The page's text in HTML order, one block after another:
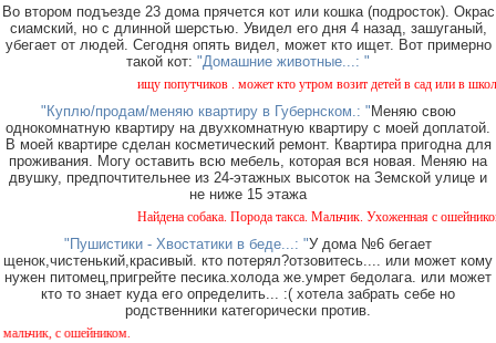
Во втором подъезде 23 дома прячется кот или кошка (подросток). Окрас
сиамский, но с длинной шерстью. Увидел его дня 4 назад, зашуганый,
убегает от людей. Сегодня опять видел, может кто ищет. Вот примерно
такой кот: "Домашние животные...: "
ищу попутчиков . может кто утром возит детей в сад или в школу в
"Куплю/продам/меняю квартиру в Губернском.: " Меняю свою
однокомнатную квартиру на двухкомнатную квартиру с моей доплатой.
В моей квартире сделан косметический ремонт. Квартира пригодна для
проживания. Могу оставить всю мебель, которая вся новая. Меняю на
двушку, предпочтительнее из 24-этажных высоток на Земской улице и
не ниже 15 этажа
Найдена собака. Порода такса. Мальчик. Ухоженная с ошейником.
"Пушистики - Хвостатики в беде...: "У дома №6 бегает
щенок,чистенький,красивый. кто потерял?отзовитесь.... или может кому
нужен питомец,пригрейте песика.холода же.умрет бедолага. или может
кто то знает куда его определить... :( хотела забрать себе но
родственники категорически против.